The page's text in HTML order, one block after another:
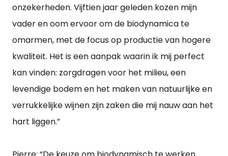
onzekerheden. Vijftien jaar geleden kozen mijn
vader en oom ervoor om de biodynamica te
omarmen, met de focus op productie van hogere
kwaliteit. Het is een aanpak waarin ik mij perfect
kan vinden: zorgdragen voor het milieu, een
levendige bodem en het maken van natuurlijke en
verrukkelijke wijnen zijn zaken die mij nauw aan het
hart liggen.”